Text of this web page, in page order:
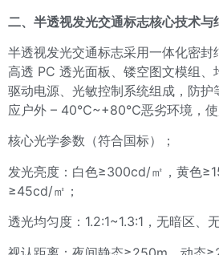
二、半透视发光交通标志核心技术与
半透视发光交通标志采用一体化密封
高透 PC 透光面板、镂空图文模组、
驱动电源、光敏控制系统组成，防
应户外 – 40℃~+80℃恶劣环境，使
核心光学参数（符合国标）；
发光亮度：白色≥300cd/㎡，黄色
≥45cd/㎡；
透光均匀度：1.2:1~1.3:1，无暗区、